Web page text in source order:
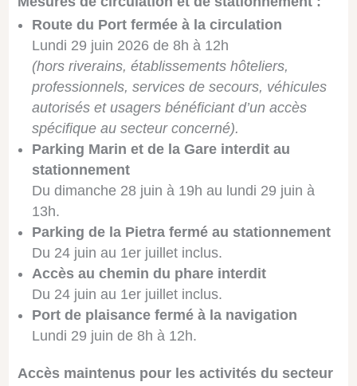
Route du Port fermée à la circulation
Lundi 29 juin 2026 de 8h à 12h
(hors riverains, établissements hôteliers,
professionnels, services de secours, véhicules
autorisés et usagers bénéficiant d’un accès
spécifique au secteur concerné).
Parking Marin et de la Gare interdit au
stationnement
Du dimanche 28 juin à 19h au lundi 29 juin à
13h.
Parking de la Pietra fermé au stationnement
Du 24 juin au 1er juillet inclus.
Accès au chemin du phare interdit
Du 24 juin au 1er juillet inclus.
Port de plaisance fermé à la navigation
Lundi 29 juin de 8h à 12h.
Accès maintenus pour les activités du secteur